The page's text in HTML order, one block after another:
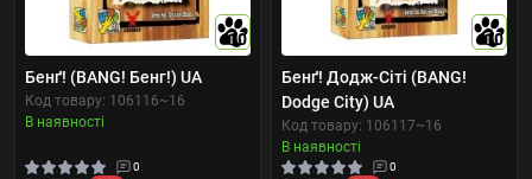
10
Бенґ! (BANG! Бенг!) UA
Код товару: 106116~16
В наявності
0
10
Бенґ! Додж-Сіті (BANG!
Dodge City) UA
Код товару: 106117~16
В наявності
0